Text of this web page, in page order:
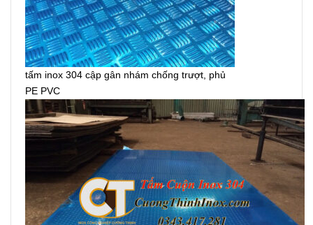
tấm inox 304 cập gân nhám chống trượt, phủ
PE PVC